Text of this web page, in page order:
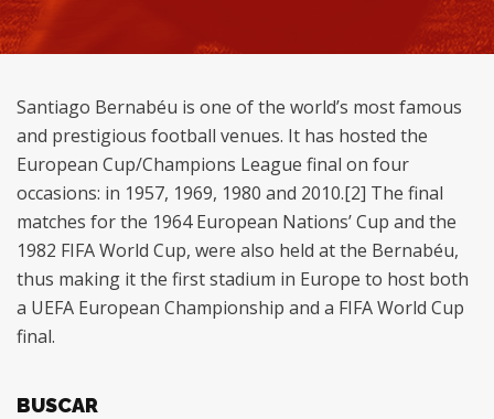
Santiago Bernabéu is one of the world’s most famous
and prestigious football venues. It has hosted the
European Cup/Champions League final on four
occasions: in 1957, 1969, 1980 and 2010.[2] The final
matches for the 1964 European Nations’ Cup and the
1982 FIFA World Cup, were also held at the Bernabéu,
thus making it the first stadium in Europe to host both
a UEFA European Championship and a FIFA World Cup
final.
BUSCAR